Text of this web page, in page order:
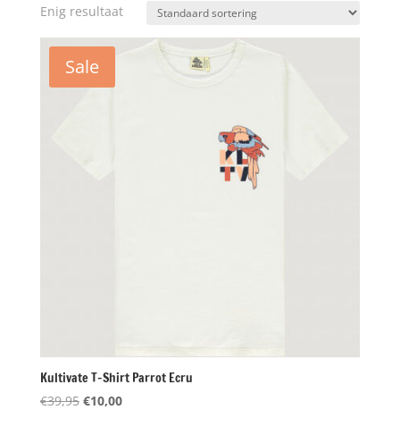
Enig resultaat
Sale
Kultivate T-Shirt Parrot Ecru
€39,95 Oorspronkelijke
€10,00Huidige